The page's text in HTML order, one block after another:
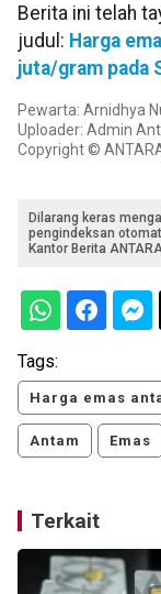
Berita ini telah
judul: Harga
juta/gram pada
Pewarta: Arnidhya
Uploader: Admin
Copyright ©
Dilarang keras
pengindeksan
Kantor Berita
Tags:
Harga emas
Antam Emas
Terkait